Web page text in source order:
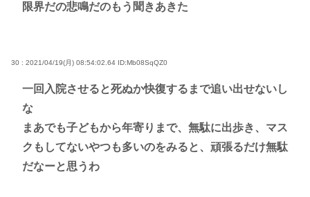
限界だの悲鳴だのもう聞きあきた
30 : 2021/04/19(月) 08:54:02.64 ID:Mb08SqQZ0
一回入院させると死ぬか快復するまで追い出せないし
な
まあでも子どもから年寄りまで、無駄に出歩き、マス
クもしてないやつも多いのをみると、頑張るだけ無駄
だなーと思うわ